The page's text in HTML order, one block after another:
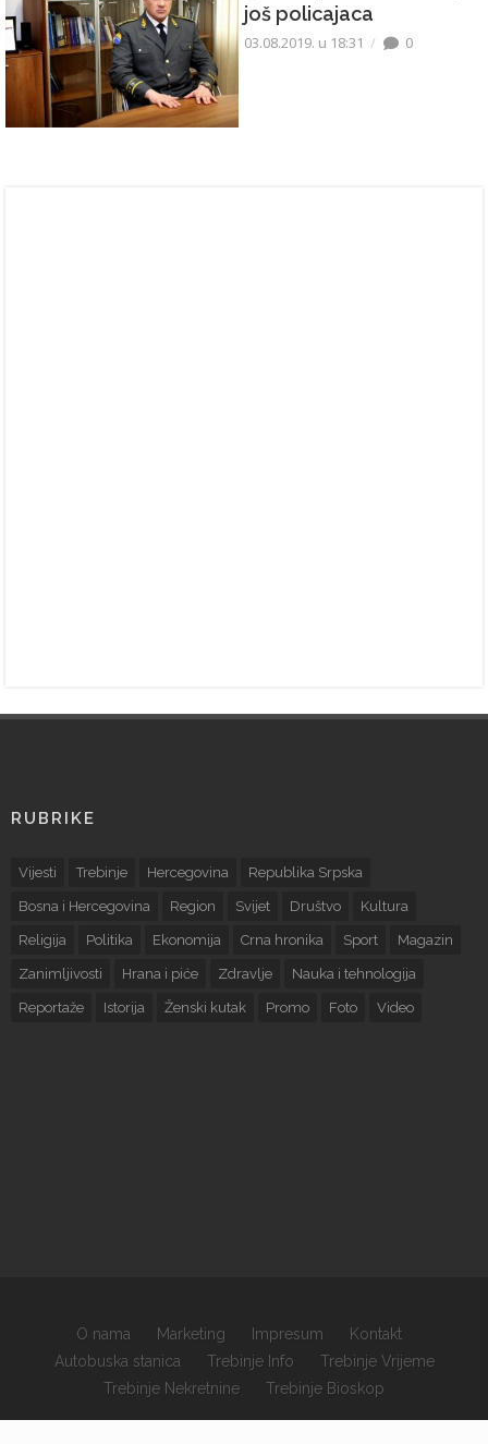
još policajaca
03.08.2019. u 18:31 0
×
RUBRIKE
Vijesti Trebinje Hercegovina Republika Srpska
Bosna i Hercegovina Region Svijet Društvo Kultura
Religija Politika Ekonomija Crna hronika Sport Magazin
Zanimljivosti Hrana i piće Zdravlje Nauka i tehnologija
Reportaže Istorija Ženski kutak Promo Foto Video
O nama Marketing Impresum
Kontakt
Autobuska stanica
Trebinje Info
Trebinje Vrijeme
Trebinje Nekretnine
Trebinje Bioskop